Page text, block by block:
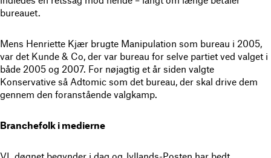
bureauet.
Mens Henriette Kjær brugte Manipulation som bureau i 2005,
var det Kunde & Co, der var bureau for selve partiet ved valget i
både 2005 og 2007. For nøjagtig et år siden valgte
Konservative så Adtomic som det bureau, der skal drive dem
gennem den foranstående valgkamp.
Branchefolk i medierne